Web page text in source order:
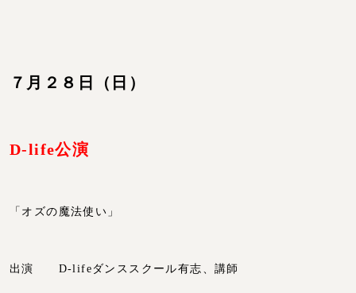
７月２８日（日）
D-life公演
「オズの魔法使い」
出演 D-lifeダンススクール有志、講師